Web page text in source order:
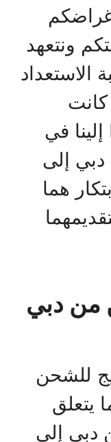
ونتعهد
الاستعداد
كانت
في
دبي إلى
هما
دبي
للشحن
يتعلق
دبي إلى